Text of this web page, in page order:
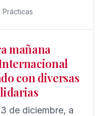
la realización de
de
en
que se
mañana
con diversas
de diciembre, a